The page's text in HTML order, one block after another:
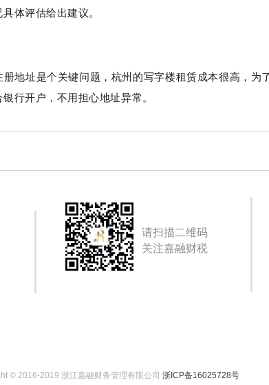
体评估给出建议。
地址是个关键问题，杭州的写字楼租赁成本很高，为
行开户，不用担心地址异常。
请扫描二维码
关注嘉融财税
© 2016-2019 浙江嘉融财务管理有限公司 浙ICP备16025728号